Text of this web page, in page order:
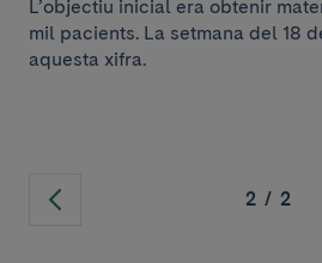
L’objectiu inicial era obtenir
mil pacients. La setmana del 18
aquesta xifra.
2 / 2